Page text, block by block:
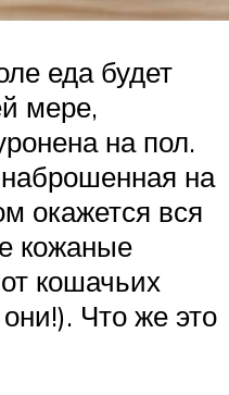
еда будет
мере,
на пол.
на
окажется вся
кожаные
кошачьих
Что же это